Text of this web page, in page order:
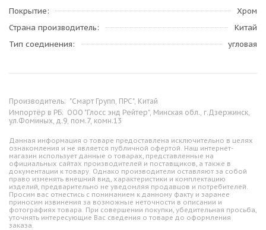
Покрытие
Хром
Страна производитель
Китай
Тип соединения
угловая
Производитель: "Смарт Групп, ПРС", Китай
Импортёр в РБ: ООО "Глосс энд Рейтер", Минская обл., г.Дзержинск,
ул.Фоминых, д.9, пом.7, комн.13
Данная информация о товаре предоставлена исключительно в целях
ознакомления и не является публичной офертой. Наш интернет-
магазин использует данные о товарах, представленные на
официальных сайтах производителей и поставщиков, а также в
документации к товару. Однако производители оставляют за собой
право изменять внешний вид, характеристики и комплектацию
изделий, предварительно не уведомляя продавцов и потребителей.
Просим вас отнестись с пониманием к данному факту и заранее
приносим извинения за возможные неточности в описании и
фотографиях товара. При совершении покупки, убедительная просьба,
уточнять интересующие Вас сведения о товаре до оформления
заказа.